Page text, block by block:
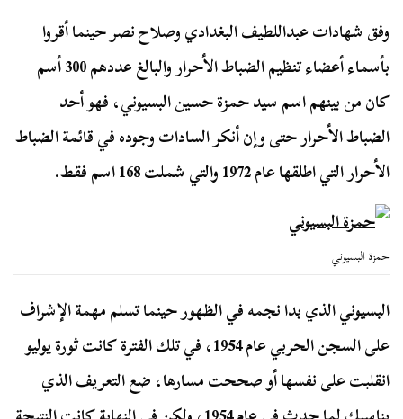
وفق شهادات عبداللطيف البغدادي وصلاح نصر حينما أقروا
بأسماء أعضاء تنظيم الضباط الأحرار والبالغ عددهم 300 أسم
كان من بينهم اسم سيد حمزة حسين البسيوني، فهو أحد
الضباط الأحرار حتى وإن أنكر السادات وجوده في قائمة الضباط
الأحرار التي اطلقها عام 1972 والتي شملت 168 اسم فقط.
حمزة البسيوني
البسيوني الذي بدا نجمه في الظهور حينما تسلم مهمة الإشراف
على السجن الحربي عام 1954، في تلك الفترة كانت ثورة يوليو
انقلبت على نفسها أو صححت مسارها، ضع التعريف الذي